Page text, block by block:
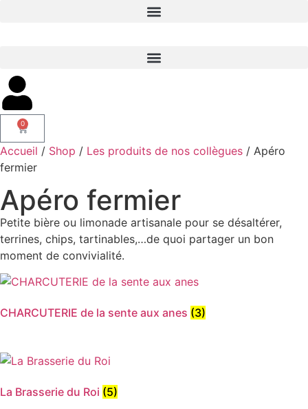
0
Accueil / Shop / Les produits de nos collègues / Apéro
fermier
Apéro fermier
Petite bière ou limonade artisanale pour se désaltérer,
terrines, chips, tartinables,…de quoi partager un bon
moment de convivialité.
CHARCUTERIE de la sente aux anes (3)
La Brasserie du Roi (5)